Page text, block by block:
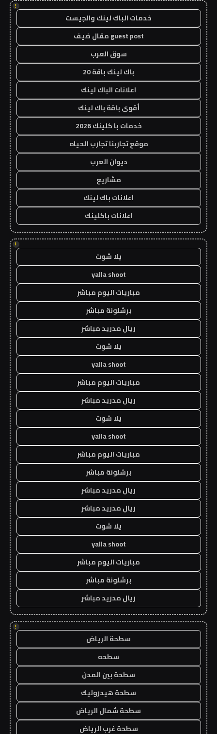
!
خدمات الباك لينك والجيست
guest post مقال ضيف
سوق العرب
باك لينك باقة 20
اعلانات الباك لينك
أقوى باقة باك لينك
خدمات با كلينك 2026
موقع تجاربنا تجارب الحياه
ديوان العرب
مشاريع
اعلانات باك لينك
اعلانات باكلينك
!
يلا شوت
yalla shoot
مباريات اليوم مباشر
برشلونة مباشر
ريال مدريد مباشر
يلا شوت
yalla shoot
مباريات اليوم مباشر
ريال مدريد مباشر
يلا شوت
yalla shoot
مباريات اليوم مباشر
برشلونة مباشر
ريال مدريد مباشر
ريال مدريد مباشر
يلا شوت
yalla shoot
مباريات اليوم مباشر
برشلونة مباشر
ريال مدريد مباشر
!
سطحة الرياض
سطحه
سطحة بين المدن
سطحة هيدروليك
سطحة شمال الرياض
سطحة غرب الرياض